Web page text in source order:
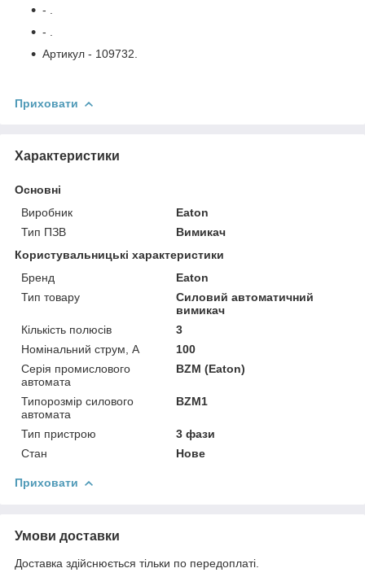
- .
- .
Артикул - 109732.
Приховати
Характеристики
Основні
Виробник
Eaton
Тип ПЗВ
Вимикач
Користувальницькі характеристики
Бренд
Eaton
Тип товару
Силовий автоматичний
вимикач
Кількість полюсів
3
Номінальний струм, А
100
Серія промислового
автомата
BZM (Eaton)
Типорозмір силового
автомата
BZM1
Тип пристрою
3 фази
Стан
Нове
Приховати
Умови доставки
Доставка здійснюється тільки по передоплаті.